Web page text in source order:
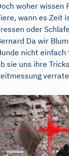
woher wissen
wann es Zeit
oder
Da wir
nicht einfach
sie uns ihre